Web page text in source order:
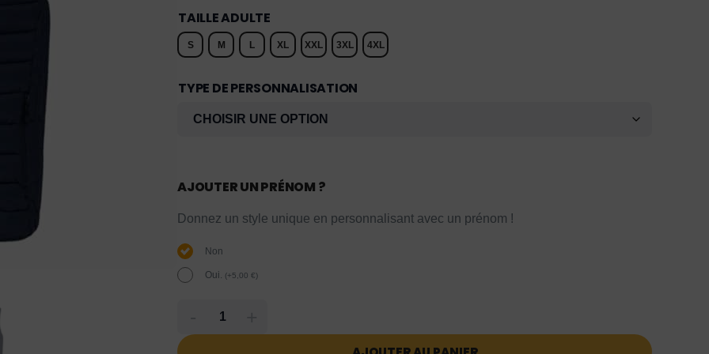
TAILLE ADULTE
S M L XL XXL 3XL 4XL
TYPE DE PERSONNALISATION
AJOUTER UN PRÉNOM ?
Donnez un style unique en personnalisant avec un prénom !
Non
Oui. (+5,00 €)